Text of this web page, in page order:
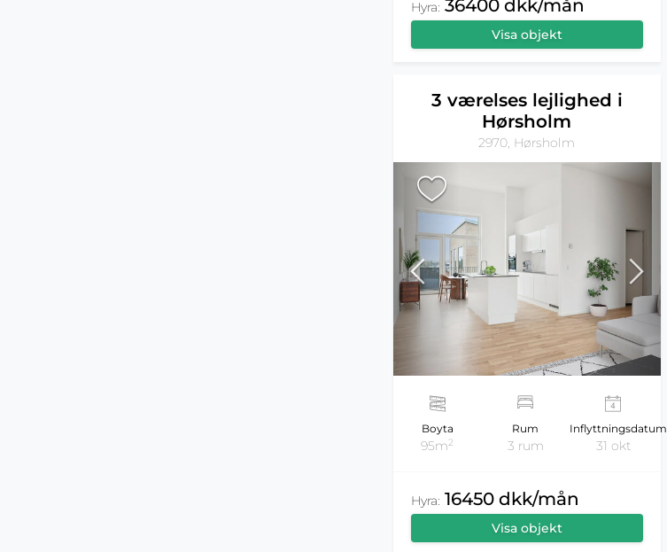
Hyra: 36400 dkk/mån
Visa objekt
3 værelses lejlighed i
Hørsholm
2970, Hørsholm
Boyta
95m2
Rum
3 rum
Inflyttningsdatum
31 okt
Hyra: 16450 dkk/mån
Visa objekt